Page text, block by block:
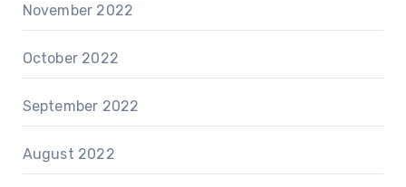
November 2022
October 2022
September 2022
August 2022